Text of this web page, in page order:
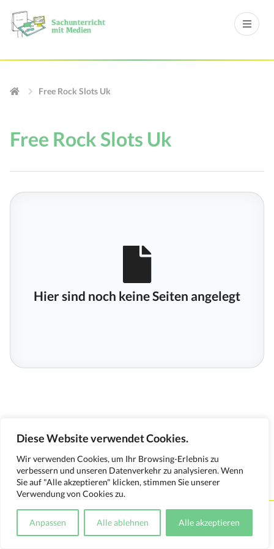
Diese Website verwendet Cookies.
Wir verwenden Cookies, um Ihr Browsing-Erlebnis zu
verbessern und unseren Datenverkehr zu analysieren. Wenn
Sie auf "Alle akzeptieren" klicken, stimmen Sie unserer
Verwendung von Cookies zu.
Anpassen Alle ablehnen Alle akzeptieren
Free Rock Slots Uk
Free Rock Slots Uk
Hier sind noch keine Seiten angelegt
Kontakt Impressum Datenschutzerklärung
Medienverwendungsnachweis